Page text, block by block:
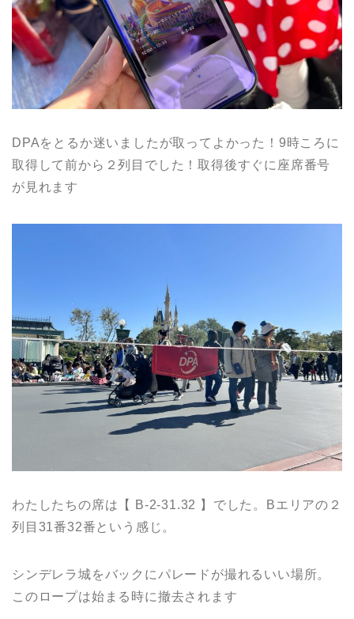
DPAをとるか迷いましたが取ってよかった！9時ころに
取得して前から２列目でした！取得後すぐに座席番号
が見れます
わたしたちの席は【 B-2-31.32 】でした。Bエリアの２
列目31番32番という感じ。
シンデレラ城をバックにパレードが撮れるいい場所。
このロープは始まる時に撤去されます